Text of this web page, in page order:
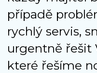
případě
rychlý servis,
urgentně řešit
které řešíme